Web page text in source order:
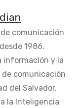
comunicación
1986.
información y la
comunicación
del Salvador.
la Inteligencia